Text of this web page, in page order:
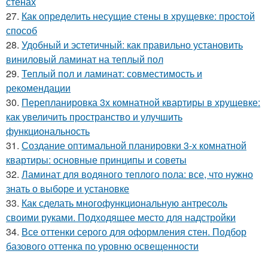
27. Как определить несущие стены в хрущевке: простой
способ
28. Удобный и эстетичный: как правильно установить
виниловый ламинат на теплый пол
29. Теплый пол и ламинат: совместимость и
рекомендации
30. Перепланировка 3х комнатной квартиры в хрущевке:
как увеличить пространство и улучшить
функциональность
31. Создание оптимальной планировки 3-х комнатной
квартиры: основные принципы и советы
32. Ламинат для водяного теплого пола: все, что нужно
знать о выборе и установке
33. Как сделать многофункциональную антресоль
своими руками. Подходящее место для надстройки
34. Все оттенки серого для оформления стен. Подбор
базового оттенка по уровню освещенности